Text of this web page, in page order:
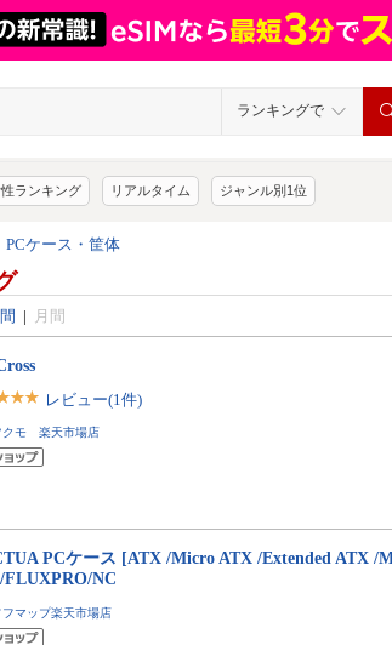
ランキングで
ランキング リアルタイム ジャンル別1位
PCケース・筐体
| 月間
レビュー(1件)
クモ 楽天市場店
PCケース [ATX /Micro ATX /Extended ATX
FLUXPRO/NC
フマップ楽天市場店